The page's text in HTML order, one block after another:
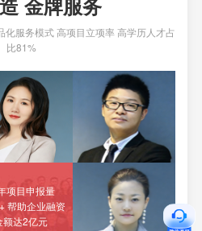
金牌服务
服务模式 高项目立项率 高学历人才占
比81%
项目申报量
帮助企业融资
额达2亿元